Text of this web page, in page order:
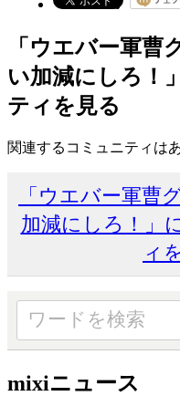
「ウエバー軍曹
い加減にしろ！
ティを見る
関連するコミュニティは
「ウエバー軍曹
加減にしろ！」
ィ
mixiニュース